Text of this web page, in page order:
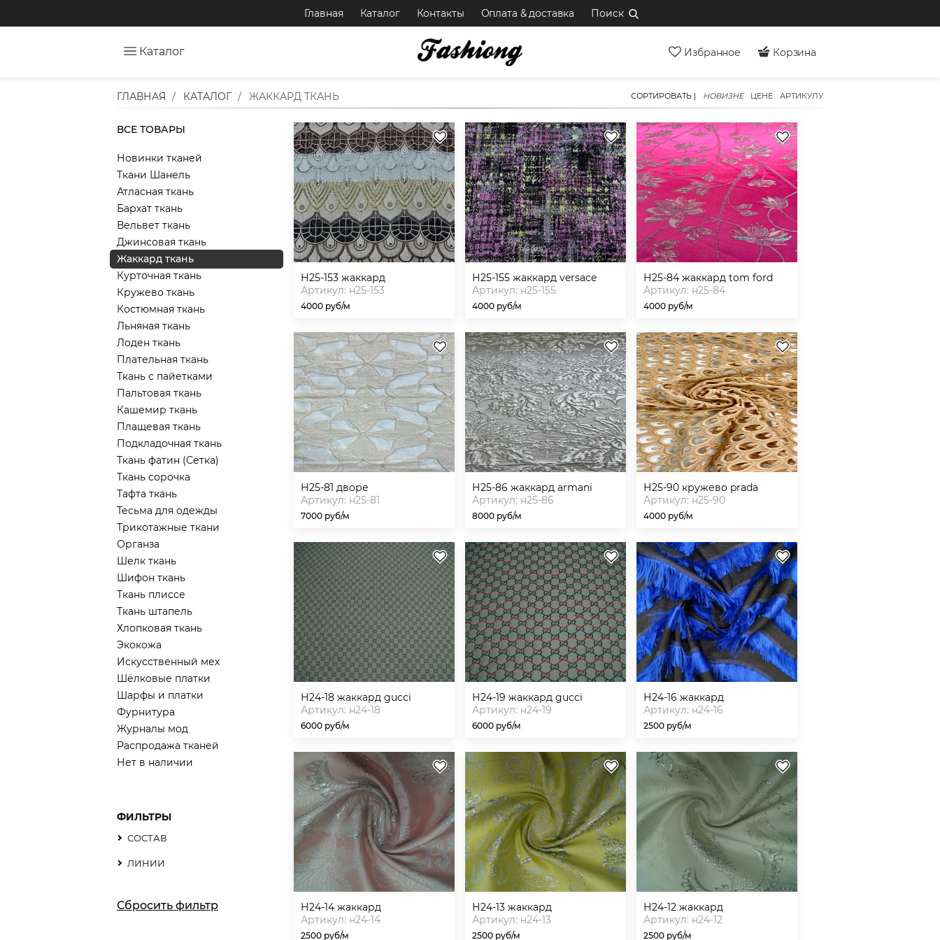
Главная Каталог Контакты Оплата & доставка Поиск
Каталог Избранное Корзина
ГЛАВНАЯ КАТАЛОГ ЖАККАРД ТКАНЬ СОРТИРОВАТЬ | НОВИЗНЕ ЦЕНЕ АРТИКУЛУ
ВСЕ ТОВАРЫ
Новинки тканей
Ткани Шанель
Атласная ткань
Бархат ткань
Вельвет ткань
Джинсовая ткань
Жаккард ткань
Курточная ткань
Кружево ткань
Костюмная ткань
Льняная ткань
Лоден ткань
Плательная ткань
Ткань с пайетками
Пальтовая ткань
Кашемир ткань
Плащевая ткань
Подкладочная ткань
Ткань фатин (Сетка)
Ткань сорочка
Тафта ткань
Тесьма для одежды
Трикотажные ткани
Органза
Шелк ткань
Шифон ткань
Ткань плиссе
Ткань штапель
Хлопковая ткань
Экокожа
Искусственный мех
Шёлковые платки
Шарфы и платки
Фурнитура
Журналы мод
Распродажа тканей
Нет в наличии
ФИЛЬТРЫ
СОСТАВ
ЛИНИИ
Сбросить фильтр
н25-153 жаккард
Артикул: н25-153
4000 руб/м
н25-155 жаккард versace
Артикул: н25-155
4000 руб/м
н25-84 жаккард tom ford
Артикул: н25-84
4000 руб/м
н25-81 дворе
Артикул: н25-81
7000 руб/м
н25-86 жаккард armani
Артикул: н25-86
8000 руб/м
н25-90 кружево prada
Артикул: н25-90
4000 руб/м
н24-18 жаккард gucci
Артикул: н24-18
6000 руб/м
н24-19 жаккард gucci
Артикул: н24-19
6000 руб/м
н24-16 жаккард
Артикул: н24-16
2500 руб/м
н24-14 жаккард
Артикул: н24-14
2500 руб/м
н24-13 жаккард
Артикул: н24-13
2500 руб/м
н24-12 жаккард
Артикул: н24-12
2500 руб/м